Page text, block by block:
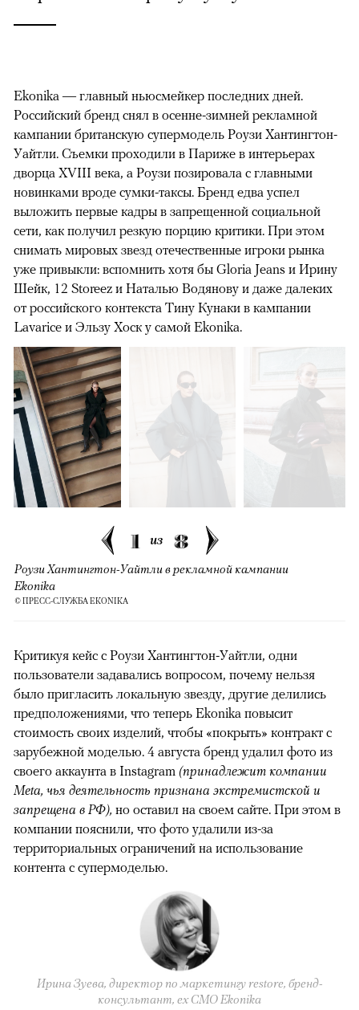
Ekonika — главный ньюсмейкер последних дней.
Российский бренд снял в осенне-зимней рекламной
кампании британскую супермодель Роузи Хантингтон-
Уайтли. Cъемки проходили в Париже в интерьерах
дворца XVIII века, а Роузи позировала с главными
новинками вроде сумки-таксы. Бренд едва успел
выложить первые кадры в запрещенной социальной
сети, как получил резкую порцию критики. При этом
снимать мировых звезд отечественные игроки рынка
уже привыкли: вспомнить хотя бы Gloria Jeans и Ирину
Шейк, 12 Storeez и Наталью Водянову и даже далеких
от российского контекста Тину Кунаки в кампании
Lavarice и Эльзу Хоск у самой Ekonika.
1 из 8
Роузи Хантингтон-Уайтли в рекламной кампании
Ekonika
© ПРЕСС-СЛУЖБА EKONIKA
Критикуя кейс с Роузи Хантингтон-Уайтли, одни
пользователи задавались вопросом, почему нельзя
было пригласить локальную звезду, другие делились
предположениями, что теперь Ekonika повысит
стоимость своих изделий, чтобы «покрыть» контракт с
зарубежной моделью. 4 августа бренд удалил фото из
своего аккаунта в Instagram (принадлежит компании
Meta, чья деятельность признана экстремистской и
запрещена в РФ), но оставил на своем сайте. При этом в
компании пояснили, что фото удалили из-за
территориальных ограничений на использование
контента с супермоделью.
Ирина Зуева, директор по маркетингу restore, бренд-
консультант, eх CMO Ekonika